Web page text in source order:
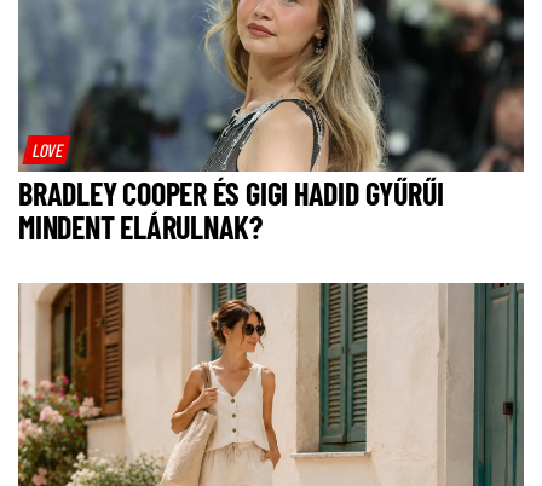
LOVE
BRADLEY COOPER ÉS GIGI HADID GYŰRŰI
MINDENT ELÁRULNAK?